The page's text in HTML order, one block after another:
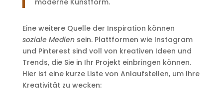
moderne Kunstform.
Eine weitere Quelle der Inspiration können
soziale Mediensein. Plattformen wie Instagram
und Pinterest sind voll von kreativen Ideen und
Trends, die Sie in Ihr Projekt einbringen können.
Hier ist eine kurze Liste von Anlaufstellen, um Ihre
Kreativität zu wecken: